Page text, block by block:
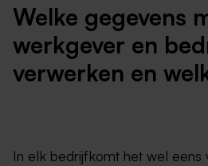
Welke gegevens
werkgever en
verwerken en
In elk bedrijfkomt het wel eens